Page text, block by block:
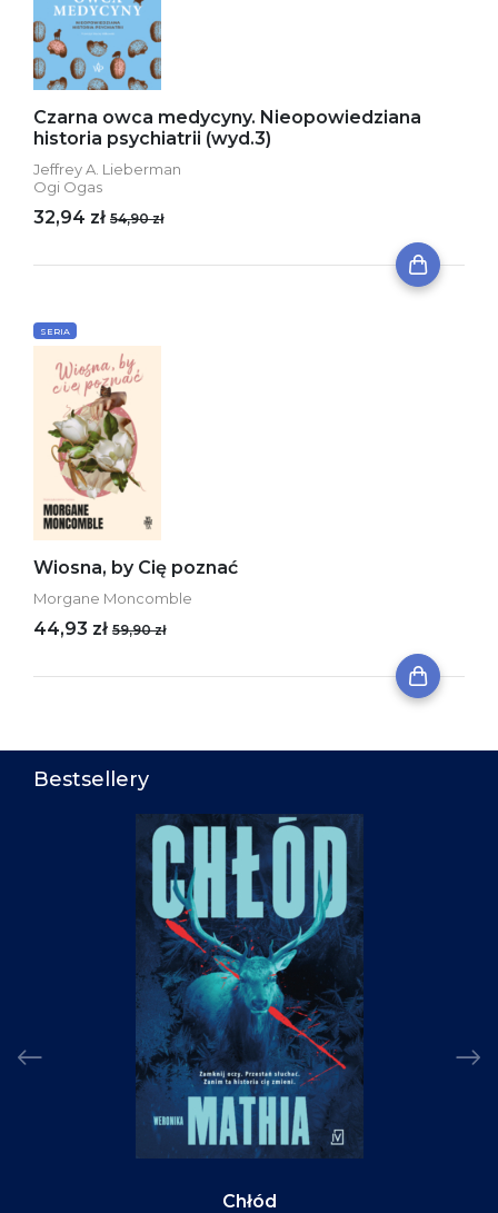
Czarna owca medycyny. Nieopowiedziana
historia psychiatrii (wyd.3)
Jeffrey A. Lieberman
Ogi Ogas
32,94 zł 54,90 zł
SERIA
Wiosna, by Cię poznać
Morgane Moncomble
44,93 zł 59,90 zł
Bestsellery
Chłód